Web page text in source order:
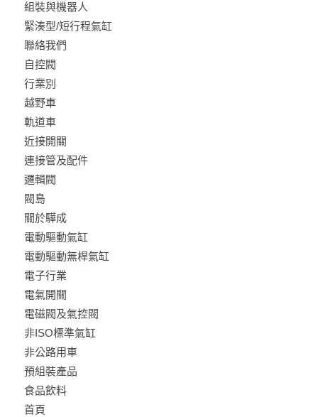
組裝與機器人
緊湊型/短行程氣缸
聯絡我們
自控閥
行業別
越野車
軌道車
近接開關
連接管及配件
邏輯閥
閥島
關於驊成
電動驅動氣缸
電動驅動無桿氣缸
電子行業
電氣開關
電磁閥及氣控閥
非ISO標準氣缸
非公路用車
預組裝產品
食品飲料
首頁